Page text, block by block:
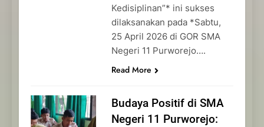
Kedisiplinan”* ini sukses
dilaksanakan pada *Sabtu,
25 April 2026 di GOR SMA
Negeri 11 Purworejo….
Read More
Budaya Positif di SMA
Negeri 11 Purworejo: